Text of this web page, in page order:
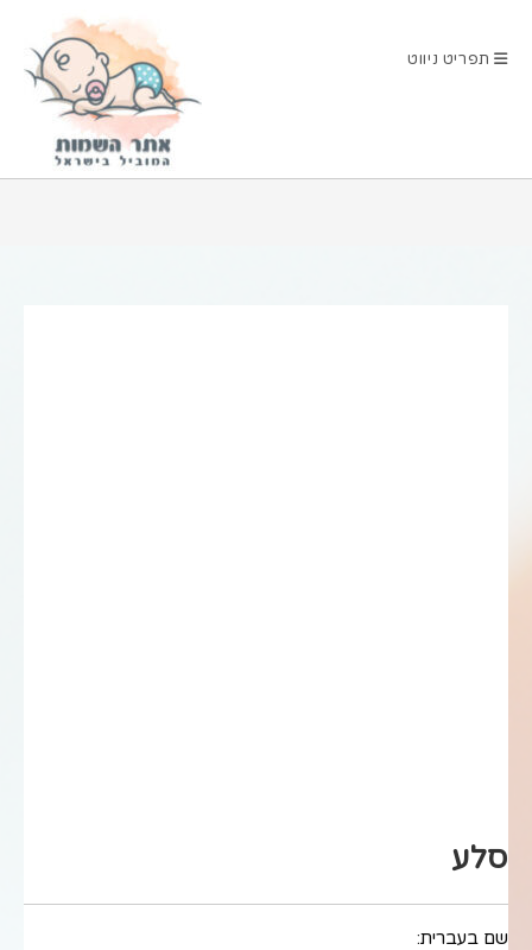
תפריט ניווט
סלע
שם בעברית: